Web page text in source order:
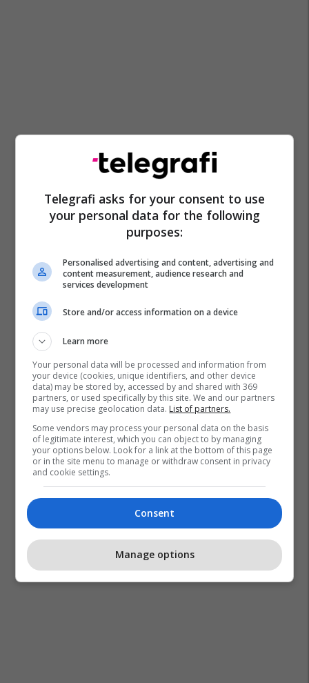
Telegrafi asks for your consent to use
your personal data for the following
purposes:
Personalised advertising and content, advertising and
content measurement, audience research and
services development
Store and/or access information on a device
Learn more
Your personal data will be processed and information from
your device (cookies, unique identifiers, and other device
data) may be stored by, accessed by and shared with 369
partners, or used specifically by this site. We and our partners
may use precise geolocation data. List of partners.
Some vendors may process your personal data on the basis
of legitimate interest, which you can object to by managing
your options below. Look for a link at the bottom of this page
or in the site menu to manage or withdraw consent in privacy
and cookie settings.
Consent
Manage options